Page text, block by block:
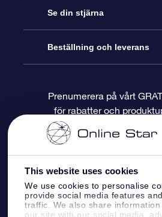
This website uses cookies
We use cookies to personalise
provide social media features
traffic. We also share
our site with our social media,
Kontakta oss
Blogg
Recensioner
Online-Stjärngåva
OSR Gåvopaket
OSR Presentkort
Företagspresenter
Se din stjärna
Stjärnregiste
Personlig Stjärnsida
One Million Stars
OSR Starsaver
Fly me to the stars VR-app
Beställning och leverans
Betalningsinformation
Returpolicy
Prenumerera på vårt
för rabatter och